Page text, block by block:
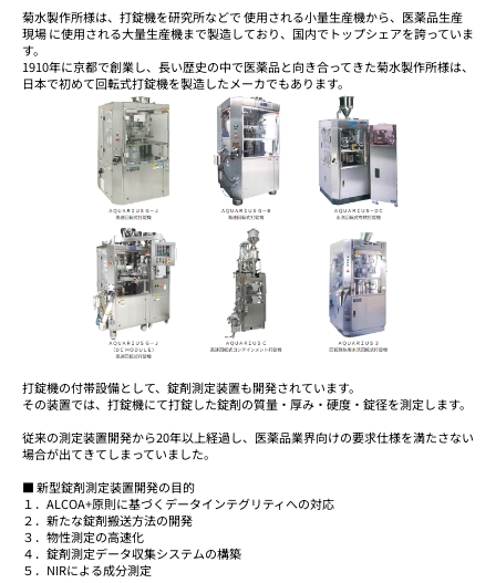
菊水製作所様は、打錠機を研究所などで 使用される小量生産機から、医薬品生産
現場 に使用される大量生産機まで製造しており、国内でトップシェアを誇っていま
す。
1910年に京都で創業し、長い歴史の中で医薬品と向き合ってきた菊水製作所様は、
日本で初めて回転式打錠機を製造したメーカでもあります。
打錠機の付帯設備として、錠剤測定装置も開発されています。
その装置では、打錠機にて打錠した錠剤の質量・厚み・硬度・錠径を測定します。
従来の測定装置開発から20年以上経過し、医薬品業界向けの要求仕様を満たさない
場合が出てきてしまっていました。
■ 新型錠剤測定装置開発の目的
１．ALCOA+原則に基づくデータインテグリティへの対応
２．新たな錠剤搬送方法の開発
３．物性測定の高速化
４．錠剤測定データ収集システムの構築
５．NIRによる成分測定